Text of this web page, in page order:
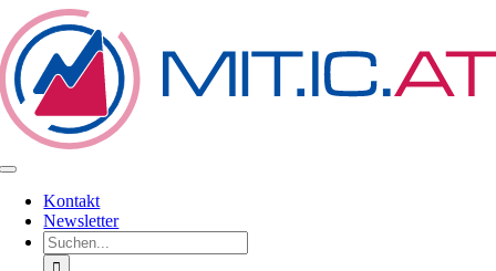
Zum
Inhalt
springen
Toggle
NavigationKontakt
Newsletter
Suche
nach: